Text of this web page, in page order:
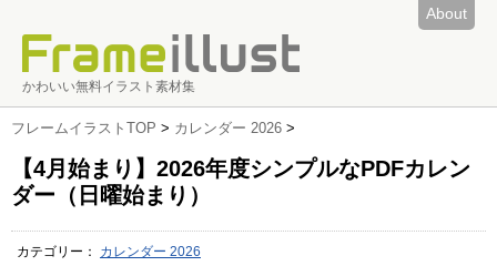
About
かわいい無料イラスト素材集
フレームイラストTOP > カレンダー 2026 >
【4月始まり】2026年度シンプルなPDFカレン
ダー（日曜始まり）
カテゴリー： カレンダー 2026